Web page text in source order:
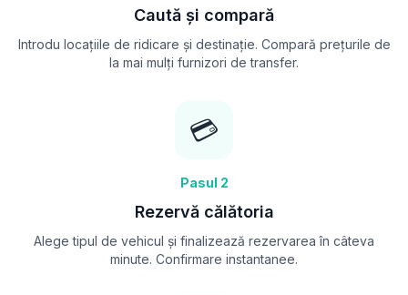
Caută și compară
Introdu locațiile de ridicare și destinație. Compară prețurile de
la mai mulți furnizori de transfer.
💳
Pasul 2
Rezervă călătoria
Alege tipul de vehicul și finalizează rezervarea în câteva
minute. Confirmare instantanee.